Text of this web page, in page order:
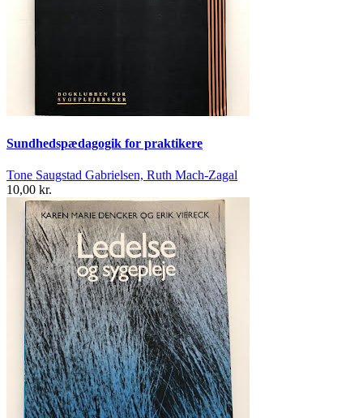
Sundhedspædagogik for praktikere
Tone Saugstad Gabrielsen, Ruth Mach-Zagal
10,00 kr.